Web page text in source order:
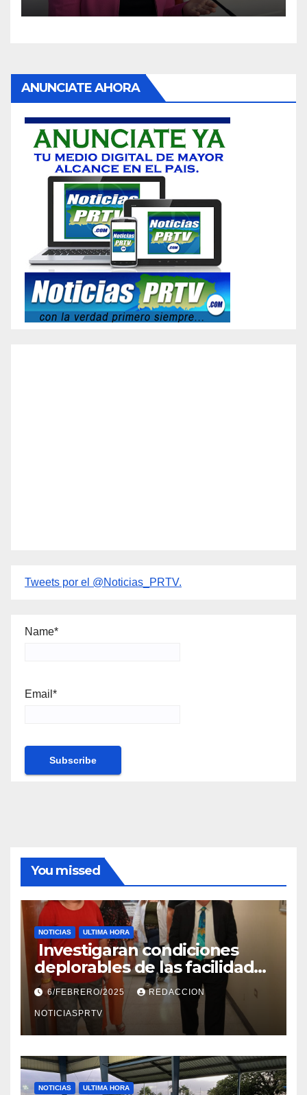
ANUNCIATE AHORA
Tweets por el @Noticias_PRTV.
Name*
Email*
You missed
NOTICIAS ULTIMA HORA
Investigaran condiciones
deplorables de las facilidades
el Departamento de la Salud
en Mayagüez
6/FEBRERO/2025 REDACCION
NOTICIASPRTV
NOTICIAS ULTIMA HORA